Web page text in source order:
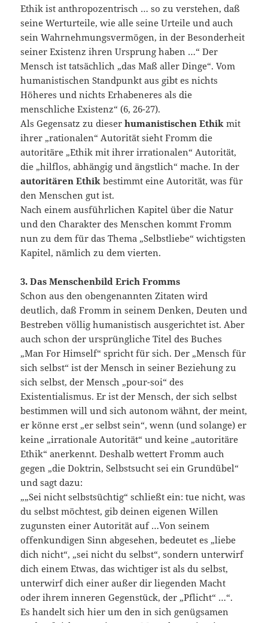
Ethik ist anthropozentrisch … so zu verstehen, daß
seine Werturteile, wie alle seine Urteile und auch
sein Wahrnehmungsvermögen, in der Besonderheit
seiner Existenz ihren Ursprung haben …“ Der
Mensch ist tatsächlich „das Maß aller Dinge“. Vom
humanistischen Standpunkt aus gibt es nichts
Höheres und nichts Erhabeneres als die
menschliche Existenz“ (6, 26-27).
Als Gegensatz zu dieserhumanistischen Ethik mit
ihrer „rationalen“ Autorität sieht Fromm die
autoritäre „Ethik mit ihrer irrationalen“ Autorität,
die „hilflos, abhängig und ängstlich“ mache. In der
autoritären Ethik bestimmt eine Autorität, was für
den Menschen gut ist.
Nach einem ausführlichen Kapitel über die Natur
und den Charakter des Menschen kommt Fromm
nun zu dem für das Thema „Selbstliebe“ wichtigsten
Kapitel, nämlich zu dem vierten.
3. Das Menschenbild Erich Fromms
Schon aus den obengenannten Zitaten wird
deutlich, daß Fromm in seinem Denken, Deuten und
Bestreben völlig humanistisch ausgerichtet ist. Aber
auch schon der ursprüngliche Titel des Buches
„Man For Himself“ spricht für sich. Der „Mensch für
sich selbst“ ist der Mensch in seiner Beziehung zu
sich selbst, der Mensch „pour-soi“ des
Existentialismus. Er ist der Mensch, der sich selbst
bestimmen will und sich autonom wähnt, der meint,
er könne erst „er selbst sein“, wenn (und solange) er
keine „irrationale Autorität“ und keine „autoritäre
Ethik“ anerkennt. Deshalb wettert Fromm auch
gegen „die Doktrin, Selbstsucht sei ein Grundübel“
und sagt dazu:
„„Sei nicht selbstsüchtig“ schließt ein: tue nicht, was
du selbst möchtest, gib deinen eigenen Willen
zugunsten einer Autorität auf …Von seinem
offenkundigen Sinn abgesehen, bedeutet es „liebe
dich nicht“, „sei nicht du selbst“, sondern unterwirf
dich einem Etwas, das wichtiger ist als du selbst,
unterwirf dich einer außer dir liegenden Macht
oder ihrem inneren Gegenstück, der „Pflicht“ …“.
Es handelt sich hier um den in sich genügsamen